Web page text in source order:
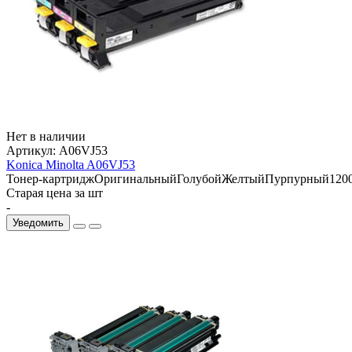
Нет в наличии
Артикул: A06VJ53
Konica Minolta A06VJ53
Тонер-картриджОригинальныйГолубойЖелтыйПурпурный
Старая цена за шт
-
Уведомить